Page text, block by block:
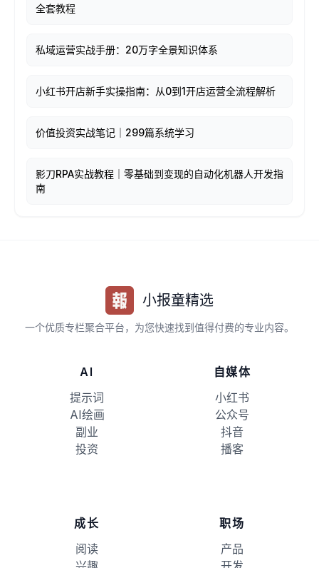
全套教程
私域运营实战手册：20万字全景知识体系
小红书开店新手实操指南：从0到1开店运营全流程解析
价值投资实战笔记｜299篇系统学习
影刀RPA实战教程｜零基础到变现的自动化机器人开发指
南
小报童精选
一个优质专栏聚合平台，为您快速找到值得付费的专业内容。
AI
提示词
AI绘画
副业
投资
自媒体
小红书
公众号
抖音
播客
成长
阅读
职场
产品